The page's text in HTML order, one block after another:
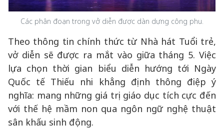
Các phân đoạn trong vở diễn được dàn dựng công phu.
Theo thông tin chính thức từ Nhà hát Tuổi trẻ,
vở diễn sẽ được ra mắt vào giữa tháng 5. Việc
lựa chọn thời gian biểu diễn hướng tới Ngày
Quốc tế Thiếu nhi khẳng định thông điệp ý
nghĩa: mang những giá trị giáo dục tích cực đến
với thế hệ mầm non qua ngôn ngữ nghệ thuật
sân khấu sinh động.